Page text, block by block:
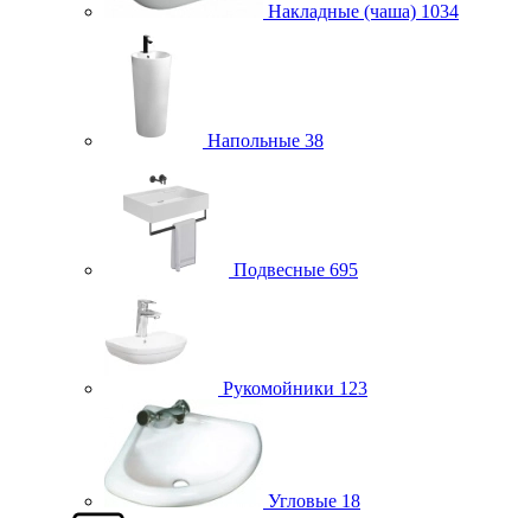
Накладные (чаша) 1034
Напольные 38
Подвесные 695
Рукомойники 123
Угловые 18